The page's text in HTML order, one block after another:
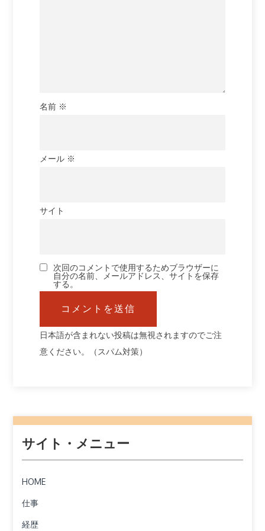
名前 ※
メール ※
サイト
次回のコメントで使用するためブラウザーに
自分の名前、メールアドレス、サイトを保存
する。
日本語が含まれない投稿は無視されますのでご注
意ください。（スパム対策）
サイト・メニュー
HOME
仕事
経歴